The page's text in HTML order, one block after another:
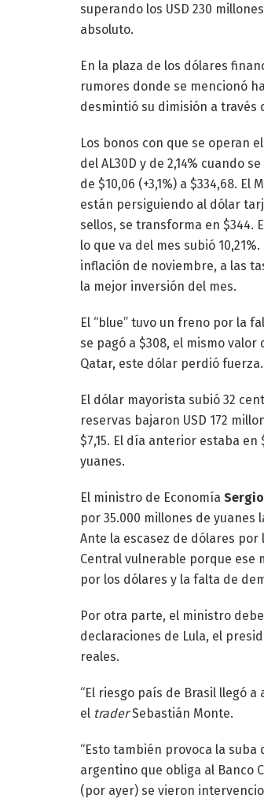
superando los USD 230
absoluto.
En la plaza de los dólares
rumores donde se mencionó
desmintió su dimisión a través
Los bonos con que se operan
del AL30D y de 2,14% cuando
de $10,06 (+3,1%) a $334,68.
están persiguiendo al dólar
sellos, se transforma en $344.
lo que va del mes subió
inflación de noviembre, a las
la mejor inversión del mes.
El “blue” tuvo un freno por la
se pagó a $308, el mismo
Qatar, este dólar perdió fuerza.
El dólar mayorista subió 32
reservas bajaron USD 172
$7,15. El día anterior estaba
yuanes.
El ministro de Economía
por 35.000 millones de yuanes
Ante la escasez de dólares
Central vulnerable porque ese
por los dólares y la falta de
Por otra parte, el ministro
declaraciones de Lula, el
reales.
“El riesgo país de Brasil llegó
el traderSebastián Monte.
“Esto también provoca la
argentino que obliga al Banco
(por ayer) se vieron